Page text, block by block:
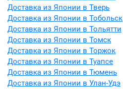
Доставка из Японии в Тверь
Доставка из Японии в Тобольск
Доставка из Японии в Тольятти
Доставка из Японии в Томск
Доставка из Японии в Торжок
Доставка из Японии в Туапсе
Доставка из Японии в Тюмень
Доставка из Японии в Улан-Удэ